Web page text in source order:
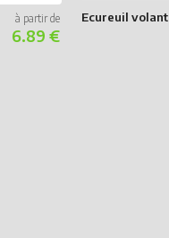
6.89 €
Ecureuil volant